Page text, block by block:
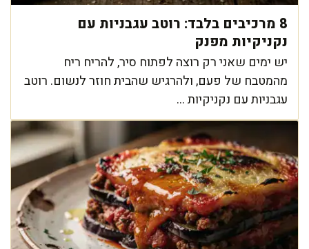
8 מרכיבים בלבד: רוטב עגבניות עם
נקניקיות מפנק
יש ימים שאני רק רוצה לפתוח סיר, להריח ריח
מהמטבח של פעם, ולהרגיש שהבית חוזר לנשום. רוטב
עגבניות עם נקניקיות ...